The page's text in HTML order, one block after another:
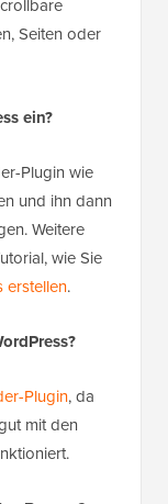
Seiten oder
ein?
Plugin wie
und ihn dann
Weitere
wie Sie
erstellen.
Plugin, da
mit den